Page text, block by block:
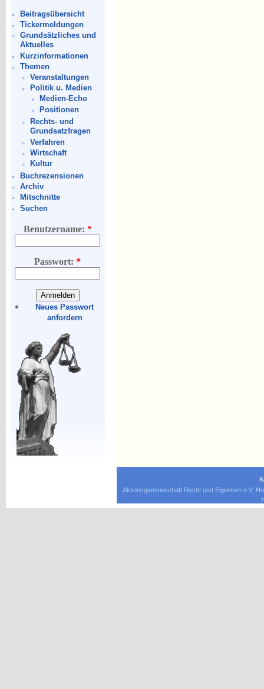
Beitragsübersicht
Tickermeldungen
Grundsätzliches und
Aktuelles
Kurzinformationen
Themen
Veranstaltungen
Politik u. Medien
Medien-Echo
Positionen
Rechts- und
Grundsatzfragen
Verfahren
Wirtschaft
Kultur
Buchrezensionen
Archiv
Mitschnitte
Suchen
Benutzername: *
Passwort:*
Neues Passwort
anfordern
Aktionsgemeinschaft Recht und Eigentum e.V.